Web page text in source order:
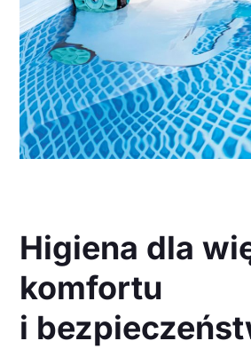
Higiena dla
komfortu
i